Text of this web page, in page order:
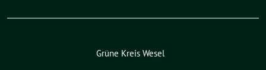
Grüne Kreis Wesel